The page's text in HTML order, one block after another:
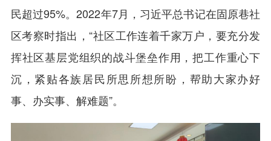
民超过95%。2022年7月，习近平总书记在固原巷社
区考察时指出，“社区工作连着千家万户，要充分发
挥社区基层党组织的战斗堡垒作用，把工作重心下
沉，紧贴各族居民所思所想所盼，帮助大家办好
事、办实事、解难题”。